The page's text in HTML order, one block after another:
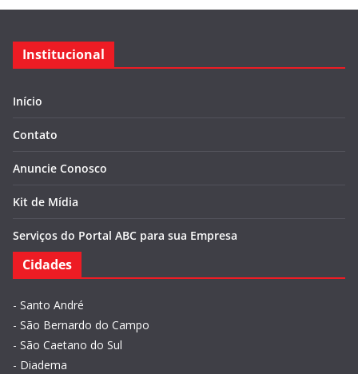
Institucional
Início
Contato
Anuncie Conosco
Kit de Mídia
Serviços do Portal ABC para sua Empresa
Cidades
- Santo André
- São Bernardo do Campo
- São Caetano do Sul
- Diadema